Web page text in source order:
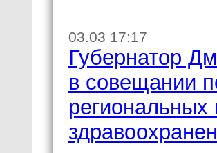
03.03 17:17
Губернатор
в совещании